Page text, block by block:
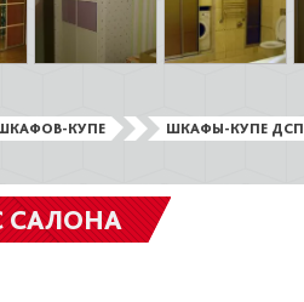
КУПЕ ШКАФЫ-КУПЕ ДСП
САЛОНА